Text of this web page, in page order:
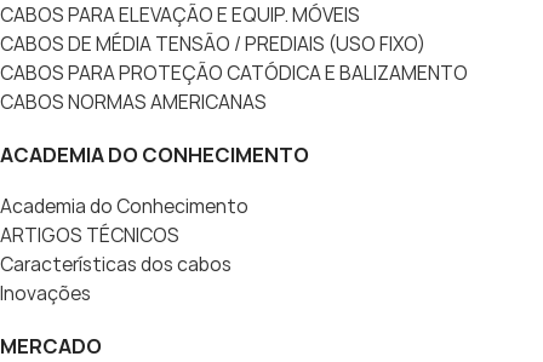
CABOS PARA ELEVAÇÃO E EQUIP. MÓVEIS
CABOS DE MÉDIA TENSÃO / PREDIAIS (USO FIXO)
CABOS PARA PROTEÇÃO CATÓDICA E BALIZAMENTO
CABOS NORMAS AMERICANAS
ACADEMIA DO CONHECIMENTO
Academia do Conhecimento
ARTIGOS TÉCNICOS
Características dos cabos
Inovações
MERCADO